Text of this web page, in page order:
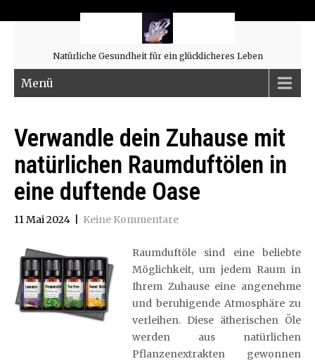
Natürliche Gesundheit für ein glücklicheres Leben
Menü
Verwandle dein Zuhause mit
natürlichen Raumduftölen in
eine duftende Oase
11 Mai 2024 Keine Kommentare
Raumduftöle sind eine beliebte
Möglichkeit, um jedem Raum in
Ihrem Zuhause eine angenehme
und beruhigende Atmosphäre zu
verleihen. Diese ätherischen Öle
werden aus natürlichen
Pflanzenextrakten gewonnen